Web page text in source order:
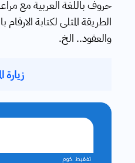
حروف باللغة العربية مع
الطريقة المثلى لكتابة
والعقود.. الخ.
زيارة